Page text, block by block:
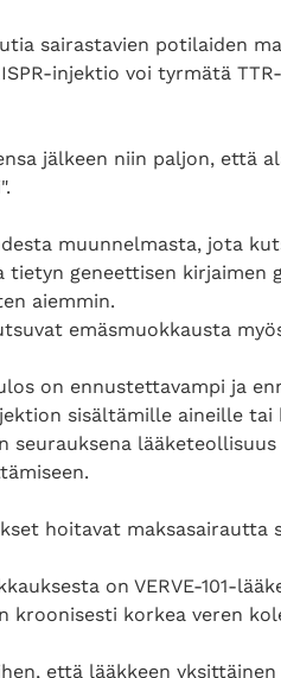
sairastavien potilaiden
injektio voi tyrmätä
jälkeen niin paljon, että
muunnelmasta, jota
geneettisen kirjaimen
aiemmin.
emäsmuokkausta
on ennustettavampi ja
sisältämille aineille
seurauksena
hoitavat maksasairautta
on VERVE-101-
kroonisesti korkea veren
että lääkkeen